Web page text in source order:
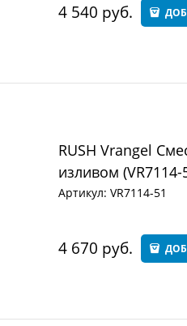
4 540 руб.
RUSH Vrangel
изливом
Артикул: VR7114-51
4 670 руб.